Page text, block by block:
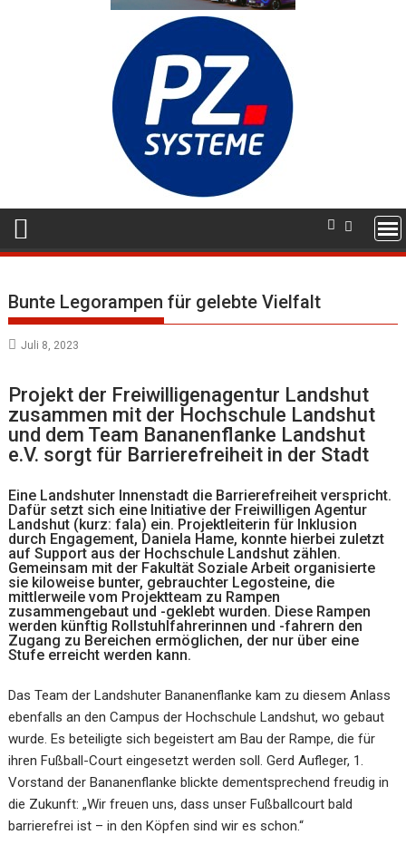
Bunte Legorampen für gelebte Vielfalt
Juli 8, 2023
Projekt der Freiwilligenagentur Landshut
zusammen mit der Hochschule Landshut
und dem Team Bananenflanke Landshut
e.V. sorgt für Barrierefreiheit in der Stadt
Eine Landshuter Innenstadt die Barrierefreiheit verspricht.
Dafür setzt sich eine Initiative der Freiwilligen Agentur
Landshut (kurz: fala) ein. Projektleiterin für Inklusion
durch Engagement, Daniela Hame, konnte hierbei zuletzt
auf Support aus der Hochschule Landshut zählen.
Gemeinsam mit der Fakultät Soziale Arbeit organisierte
sie kiloweise bunter, gebrauchter Legosteine, die
mittlerweile vom Projektteam zu Rampen
zusammengebaut und -geklebt wurden. Diese Rampen
werden künftig Rollstuhlfahrerinnen und -fahrern den
Zugang zu Bereichen ermöglichen, der nur über eine
Stufe erreicht werden kann.
Das Team der Landshuter Bananenflanke kam zu diesem Anlass
ebenfalls an den Campus der Hochschule Landshut, wo gebaut
wurde. Es beteiligte sich begeistert am Bau der Rampe, die für
ihren Fußball-Court eingesetzt werden soll. Gerd Aufleger, 1.
Vorstand der Bananenflanke blickte dementsprechend freudig in
die Zukunft: „Wir freuen uns, dass unser Fußballcourt bald
barrierefrei ist – in den Köpfen sind wir es schon.“